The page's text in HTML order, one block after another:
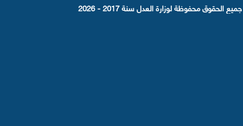
جميع الحقوق محفوظة لوزارة العدل سنة 2017 - 2026